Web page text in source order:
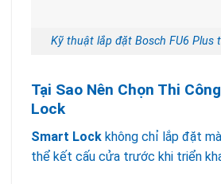
Kỹ thuật lắp đặt Bosch FU6 Plus
Tại Sao Nên Chọn Thi
Lock
Smart Lock không chỉ lắp đặt
thể kết cấu cửa trước khi triển